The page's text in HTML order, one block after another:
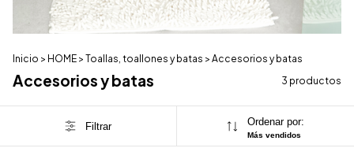
Inicio > HOME > Toallas, toallones y batas > Accesorios y batas
Accesorios y batas 3 productos
Filtrar Ordenar por:
Más vendidos